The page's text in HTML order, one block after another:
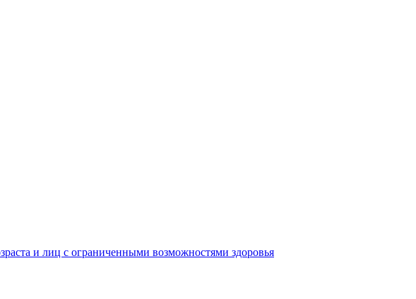
и лиц с ограниченными возможностями здоровья